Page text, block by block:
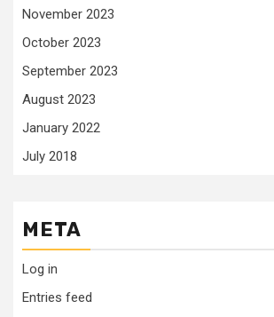
November 2023
October 2023
September 2023
August 2023
January 2022
July 2018
META
Log in
Entries feed